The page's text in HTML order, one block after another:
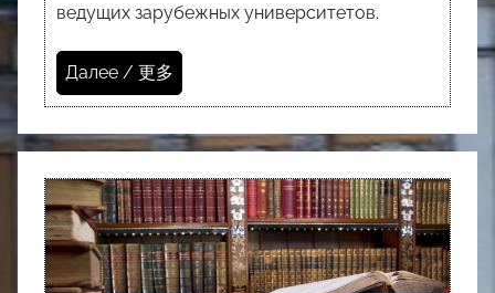
ведущих зарубежных университетов.
Далее / 更多